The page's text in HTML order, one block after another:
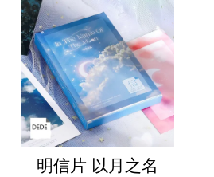
明信片 以月之名